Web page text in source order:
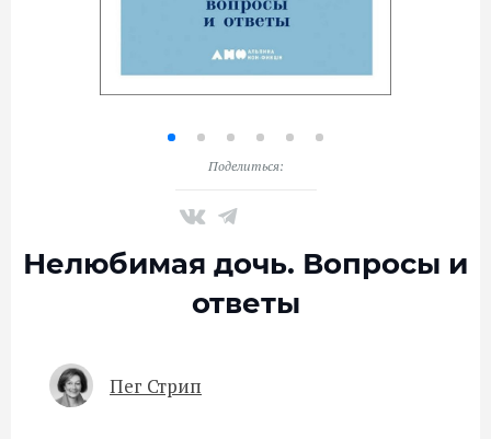
Поделиться:
Нелюбимая дочь. Вопросы и
ответы
Пег Стрип